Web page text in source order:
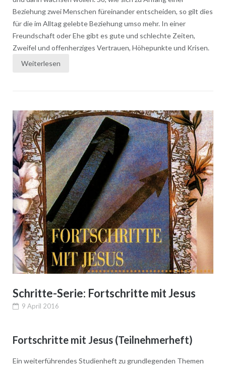
Beziehung zwei Menschen füreinander entscheiden, so gilt dies
für die im Alltag gelebte Beziehung umso mehr. In einer
Freundschaft oder Ehe gibt es gute und schlechte Zeiten,
Zweifel und offenherziges Vertrauen, Höhepunkte und Krisen.
Weiterlesen
Schritte-Serie: Fortschritte mit Jesus
9 April 2016
Fortschritte mit Jesus (Teilnehmerheft)
Ein weiterführendes Studienheft zu grundlegenden Themen